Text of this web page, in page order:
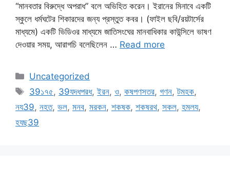
“মানবতার বিরুদ্ধে অপরাধ” বলে অভিহিত করেন। ইরানের মিনাবে একটি
স্কুলে ধর্মঘটের শিকারদের জন্য প্রস্তুত কবর। (ফাইল ছবি/রয়টার্সের
মাধ্যমে) একটি ভিডিওর মাধ্যমে জাতিসংঘের মানবাধিকার কাউন্সিলে ভাষণ
দেওয়ার সময়, আরাগচি বলেছিলেন … Read more
Categories
Uncategorized
Tags
39১৭৫, 39যদধপরধ,ইরন,ও,কষপণসতর,গণন,টমহক,
নয39, নহত, ভল, মনব, মরকন, শকষক, শকষরথ, সকল, হমলয,
হযছ39